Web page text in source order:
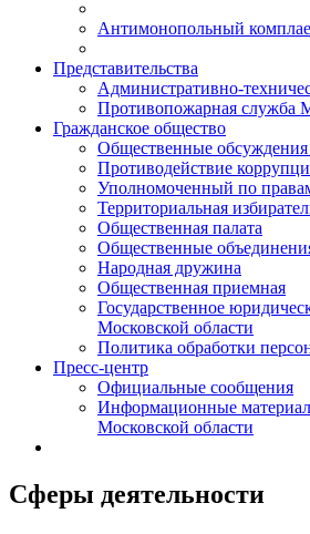
Антимонопольный
Представительства
Административно-
Противопожарная служба
Гражданское общество
Общественные обсуждения
Противодействие
Уполномоченный по
Территориальная
Общественная палата
Общественные
Народная дружина
Общественная приемная
Государственное
Московской области
Политика обработки
Пресс-центр
Официальные сообщения
Информационные
Московской области
Сферы деятельности